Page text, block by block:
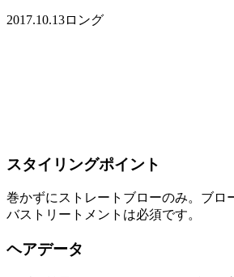
2017.10.13ロング
スタイリングポイント
巻かずにストレートブローのみ。ブロ
バストリートメントは必須です。
ヘアデータ